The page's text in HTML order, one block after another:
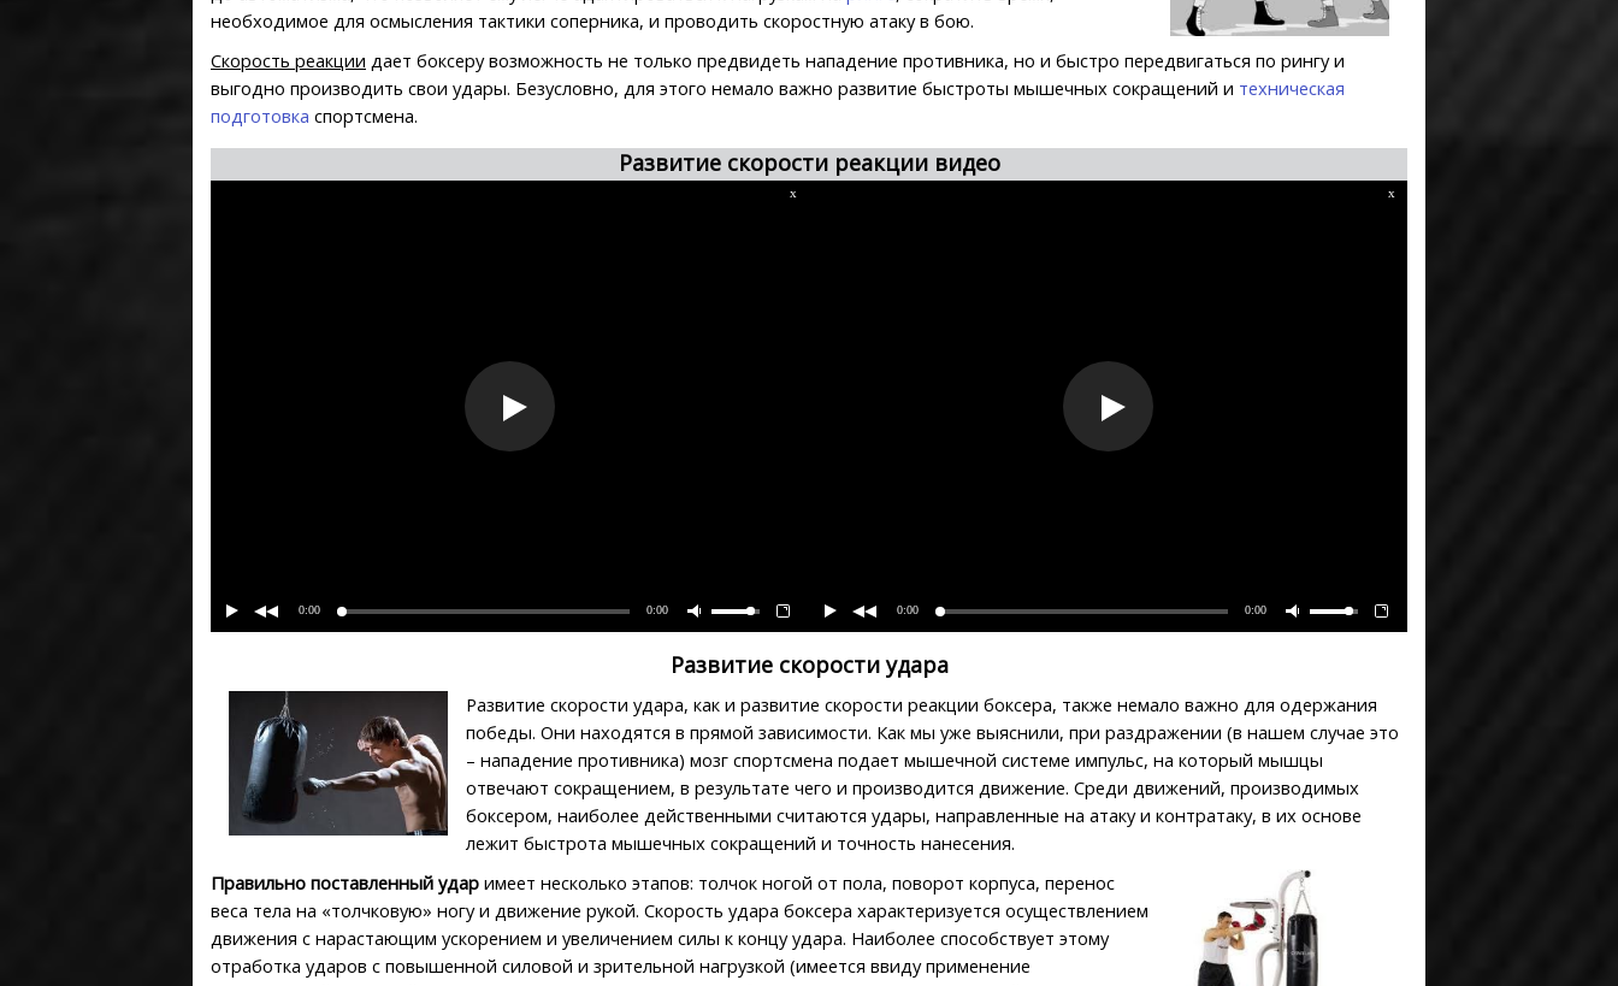
необходимое для осмысления тактики соперника, и проводить скоростную атаку в бою.
Скорость реакции дает боксеру возможность не только предвидеть нападение противника, но и быстро передвигаться по рингу и
выгодно производить свои удары. Безусловно, для этого немало важно развитие быстроты мышечных сокращений и техническая
подготовка спортсмена.
Развитие скорости реакции видео
x
0:00 0:00
x
0:00 0:00
Развитие скорости удара
Развитие скорости удара, как и развитие скорости реакции боксера, также немало важно для одержания
победы. Они находятся в прямой зависимости. Как мы уже выяснили, при раздражении (в нашем случае это
– нападение противника) мозг спортсмена подает мышечной системе импульс, на который мышцы
отвечают сокращением, в результате чего и производится движение. Среди движений, производимых
боксером, наиболее действенными считаются удары, направленные на атаку и контратаку, в их основе
лежит быстрота мышечных сокращений и точность нанесения.
Правильно поставленный удар имеет несколько этапов: толчок ногой от пола, поворот корпуса, перенос
веса тела на «толчковую» ногу и движение рукой. Скорость удара боксера характеризуется осуществлением
движения с нарастающим ускорением и увеличением силы к концу удара. Наиболее способствует этому
отработка ударов с повышенной силовой и зрительной нагрузкой (имеется ввиду применение